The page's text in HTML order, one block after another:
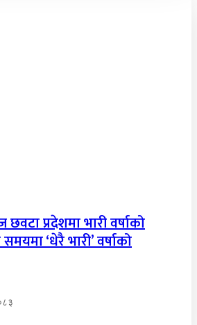
प्रदेशमा भारी वर्षाको
‘धेरै भारी’ वर्षाको